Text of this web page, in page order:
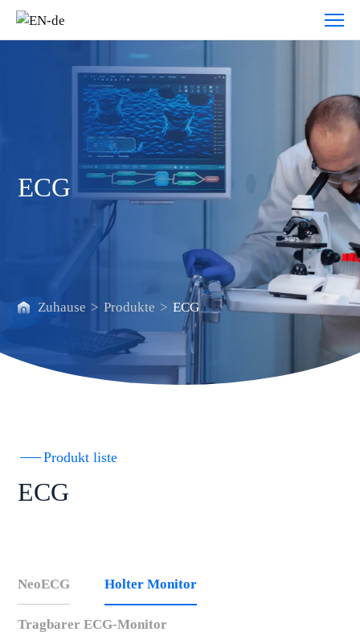
ECG
ECG
Zuhause > Produkte > ECG
Produkt liste
ECG
NeoECG Holter Monitor
Tragbarer ECG-Monitor